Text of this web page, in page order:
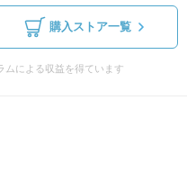
購入ストア一覧
ムによる収益を得ています